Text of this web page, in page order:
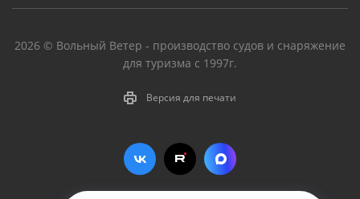
2026 © Вольный Ветер - производство судов и снаряжение
для туризма с 1997г.
Версия для печати